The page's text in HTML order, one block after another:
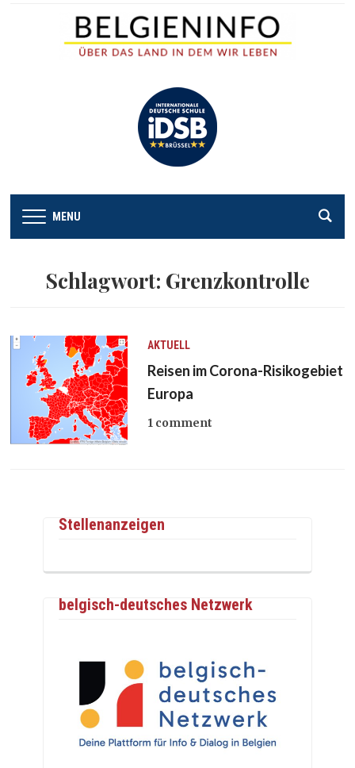
MENU
Schlagwort: Grenzkontrolle
AKTUELL
Reisen im Corona-Risikogebiet
Europa
1 comment
Stellenanzeigen
belgisch-deutsches Netzwerk